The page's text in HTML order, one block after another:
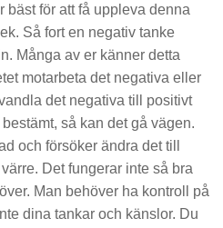
bäst för att få uppleva denna
Så fort en negativ tanke
Många av er känner detta
motarbeta det negativa eller
det negativa till positivt
så kan det gå vägen.
och försöker ändra det till
Det fungerar inte så bra
Man behöver ha kontroll på
dina tankar och känslor. Du